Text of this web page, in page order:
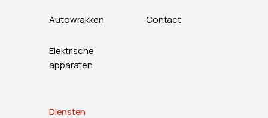
Autowrakken
Elektrische
apparaten
Contact
Diensten